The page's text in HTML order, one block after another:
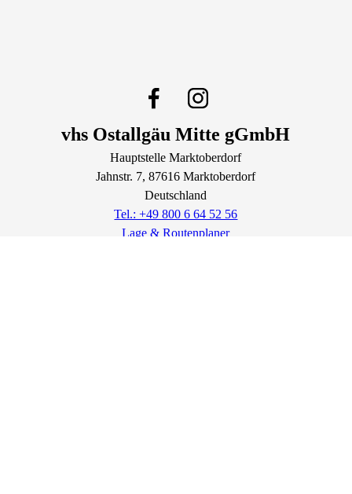
vhs Ostallgäu Mitte gGmbH
Hauptstelle Marktoberdorf
Jahnstr. 7, 87616Marktoberdorf
Deutschland
Tel.: +49 800 6 64 52 56
Lage & Routenplaner